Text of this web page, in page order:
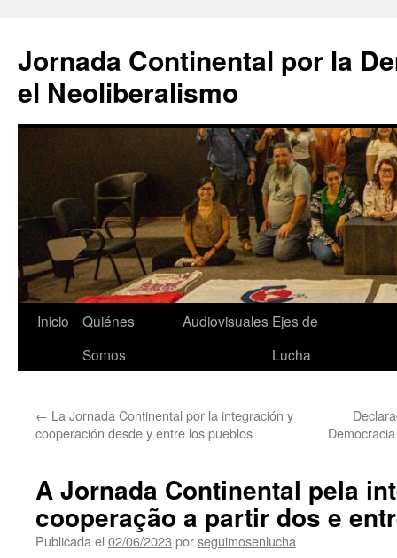
contenido
Jornada Continental por la
el Neoliberalismo
Inicio
Quiénes
Somos
Audiovisuales Ejes de
Lucha
← La Jornada Continental por la integración y
cooperación desde y entre los pueblos
A Jornada Continental pela
cooperação a partir dos e
Publicada el 02/06/2023 porseguimosenlucha